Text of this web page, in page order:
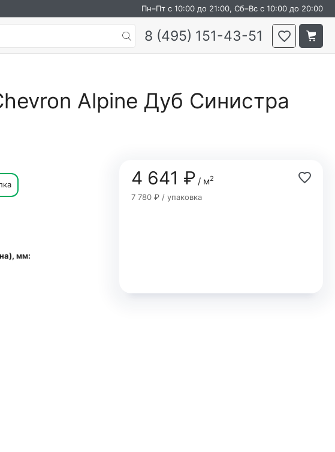
Пн–Пт с 10:00 до 21:00, Сб–Вс с 10:00 до 20:00
8 (495) 151-43-51
Alpine Дуб Синистра
4 641 ₽/ м2
7 780 ₽ / упаковка
мм: